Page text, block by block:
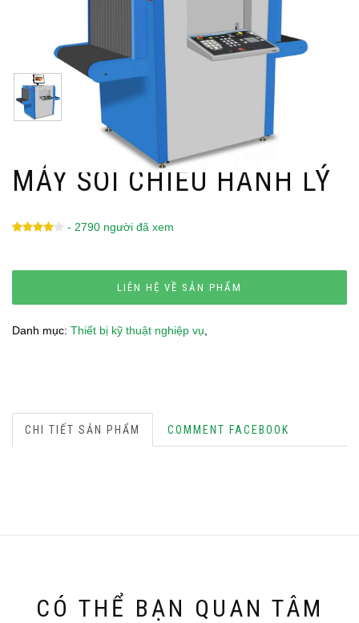
MÁY SOI CHIẾU HÀNH LÝ
- 2790 người đã xem
LIÊN HỆ VỀ SẢN PHẨM
Danh mục: Thiết bị kỹ thuật nghiệp vụ
CHI TIẾT SẢN PHẨM COMMENT FACEBOOK
CÓ THỂ BẠN QUAN TÂM